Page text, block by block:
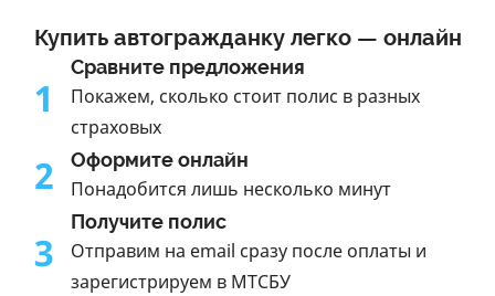
Купить автогражданку легко — онлайн
1
Сравните предложения
Покажем, сколько стоит полис в разных
страховых
2 Оформите онлайн
Понадобится лишь несколько минут
3
Получите полис
Отправим на email сразу после оплаты и
зарегистрируем в МТСБУ